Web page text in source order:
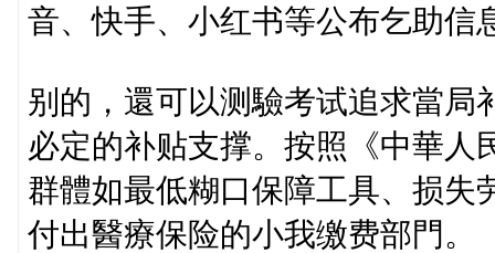
音、快手、小红书等公布乞助信
别的，還可以测驗考试追求當局
必定的补贴支撑。按照《中華人
群體如最低糊口保障工具、损失
付出醫療保险的小我缴费部門。